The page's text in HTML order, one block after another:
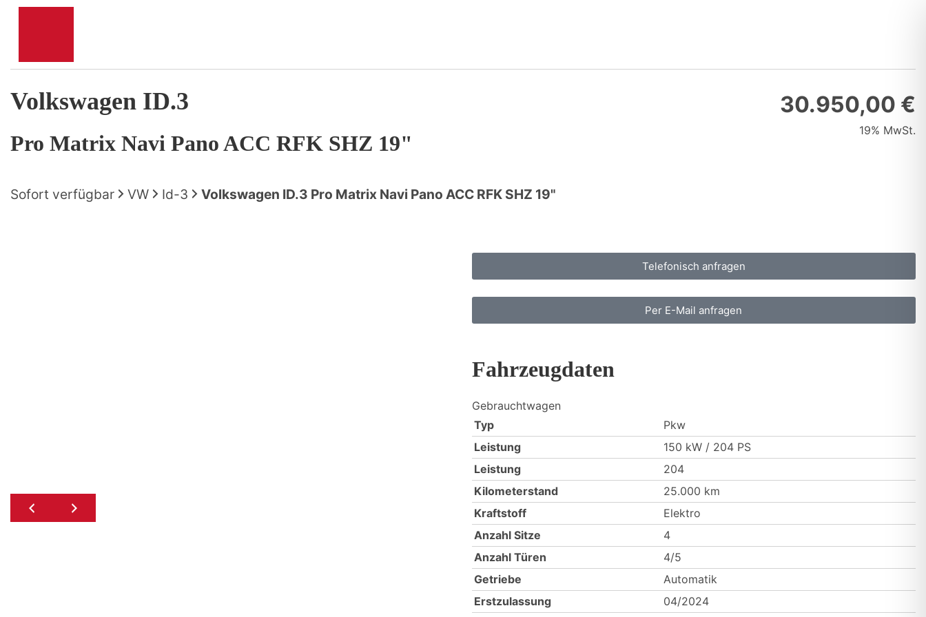
Volkswagen ID.3
Pro Matrix Navi Pano ACC RFK SHZ 19"
30.950,00 €
19% MwSt.
Sofort verfügbar VW Id-3 Volkswagen ID.3 Pro Matrix Navi Pano ACC RFK SHZ 19"
Telefonisch anfragen
Per E-Mail anfragen
Fahrzeugdaten
Gebrauchtwagen
Typ
Pkw
Leistung
150 kW / 204 PS
Leistung
204
Kilometerstand
25.000 km
Kraftstoff
Elektro
Anzahl Sitze
4
Anzahl Türen
4/5
Getriebe
Automatik
Erstzulassung
04/2024